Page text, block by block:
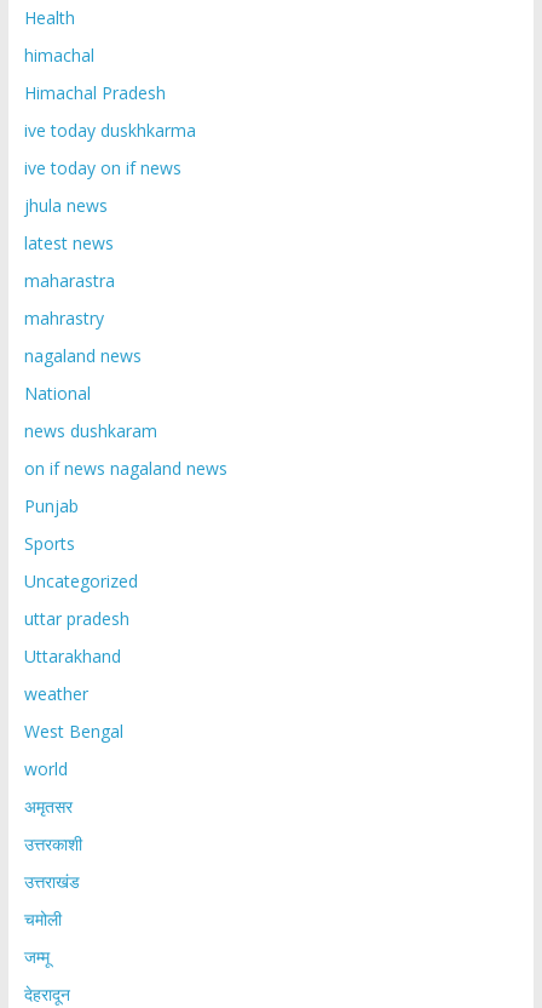
Health
himachal
Himachal Pradesh
ive today duskhkarma
ive today on if news
jhula news
latest news
maharastra
mahrastry
nagaland news
National
news dushkaram
on if news nagaland news
Punjab
Sports
Uncategorized
uttar pradesh
Uttarakhand
weather
West Bengal
world
अमृतसर
उत्तरकाशी
उत्तराखंड
चमोली
जम्मू
देहरादून